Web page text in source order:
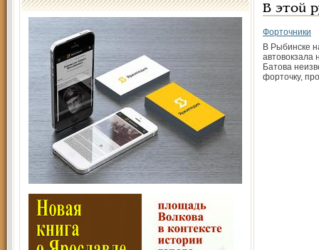
В этой
Форточники
В Рыбинске
автовокзала
Батова
форточку,